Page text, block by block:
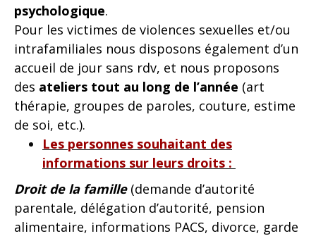
psychologique.
Pour les victimes de violences sexuelles et/ou
intrafamiliales nous disposons également d’un
accueil de jour sans rdv, et nous proposons
des ateliers tout au long de l’année (art
thérapie, groupes de paroles, couture, estime
de soi, etc.).
Les personnes souhaitant des
informations sur leurs droits :
Droit de la famille (demande d’autorité
parentale, délégation d’autorité, pension
alimentaire, informations PACS, divorce, garde